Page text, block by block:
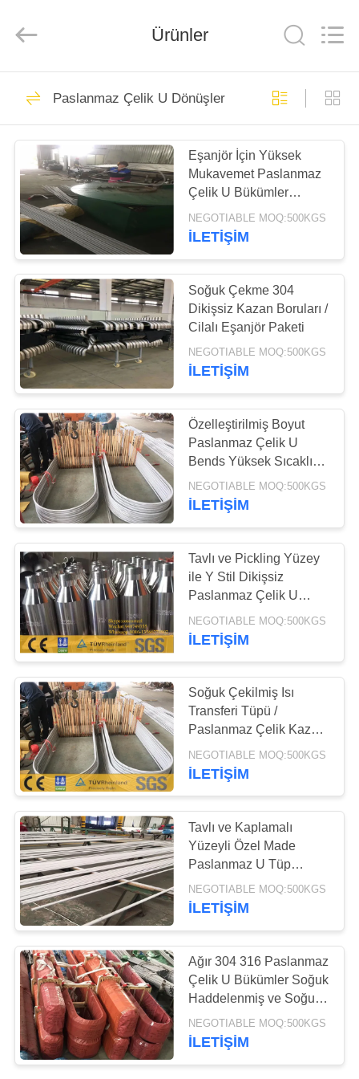
ÜRÜN:%
HAKKIMIZDA
FABRIKA
TURU
KALITE
KONTROL
BIZE
ULAŞIN
BIR
TEKLIF
ISTEĞI
HABERLER
Rights
Developed
Paslanmaz çelik
Dikişsiz boru
Paslanmaz Çelik
Boru Eşanjör
11
Ağır Duvar Dikişsiz
Boru
paslanmaz çelik
boru
küçük çaplı
paslanmaz çelik
boru
Paslanmaz Çelik U
Dönüşler
7
Ürünler
Paslanmaz Çelik U Dönüşler
Eşanjör İçin Yüksek
Mukavemet Paslanmaz
Çelik U Bükümler
TP304 / 316L ASTM
A213
NEGOTIABLE MOQ:500KGS
İLETİŞİM
Soğuk Çekme 304
Dikişsiz Kazan Boruları /
Cilalı Eşanjör Paketi
NEGOTIABLE MOQ:500KGS
İLETİŞİM
Özelleştirilmiş Boyut
Paslanmaz Çelik U
Bends Yüksek Sıcaklık
Direnci 1/8 &#39;&#39; -
12 &#39;&#39;
NEGOTIABLE MOQ:500KGS
İLETİŞİM
Tavlı ve Pickling Yüzey
ile Y Stil Dikişsiz
Paslanmaz Çelik U
Bends
NEGOTIABLE MOQ:500KGS
İLETİŞİM
Soğuk Çekilmiş Isı
Transferi Tüpü /
Paslanmaz Çelik Kazan
Boruları Korozyon
Direnci
NEGOTIABLE MOQ:500KGS
İLETİŞİM
Tavlı ve Kaplamalı
Yüzeyli Özel Made
Paslanmaz U Tüp
Paketi
NEGOTIABLE MOQ:500KGS
İLETİŞİM
Ağır 304 316 Paslanmaz
Çelik U Bükümler Soğuk
Haddelenmiş ve Soğuk
Çekme
NEGOTIABLE MOQ:500KGS
İLETİŞİM